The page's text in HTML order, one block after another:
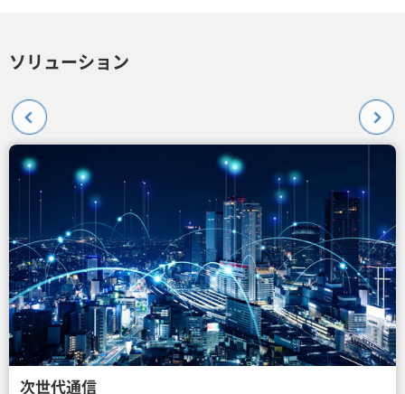
ソリューション
次世代通信